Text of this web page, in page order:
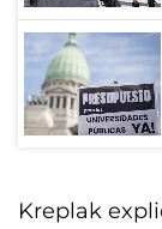
Kreplak